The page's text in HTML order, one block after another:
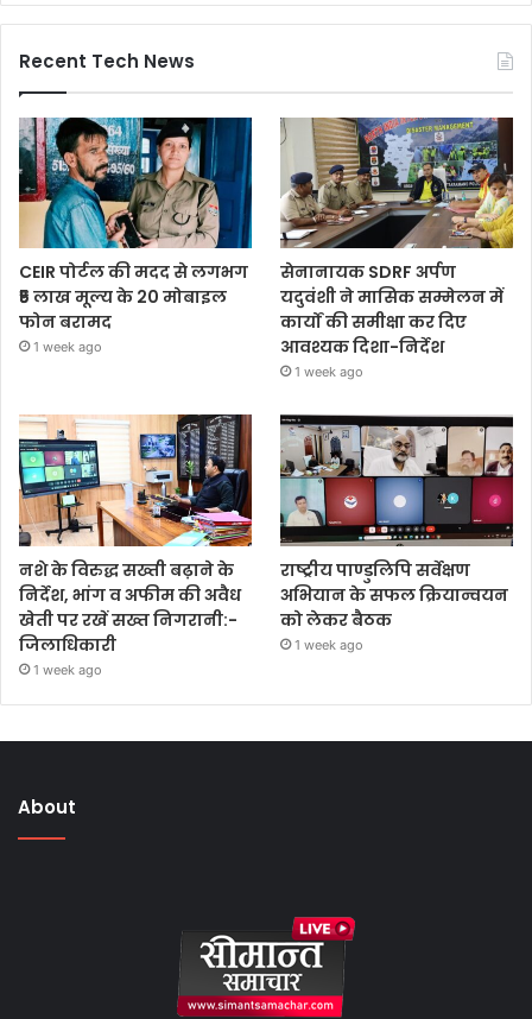
Recent Tech News
CEIR पोर्टल की मदद से लगभग
₹5 लाख मूल्य के 20 मोबाइल
फोन बरामद
1 week ago
सेनानायक SDRF अर्पण
यदुवंशी ने मासिक सम्मेलन में
कार्यों की समीक्षा कर दिए
आवश्यक दिशा-निर्देश
1 week ago
नशे के विरुद्ध सख्ती बढ़ाने के
निर्देश, भांग व अफीम की अवैध
खेती पर रखें सख्त निगरानी:-
जिलाधिकारी
1 week ago
राष्ट्रीय पाण्डुलिपि सर्वेक्षण
अभियान के सफल क्रियान्वयन
को लेकर बैठक
1 week ago
About